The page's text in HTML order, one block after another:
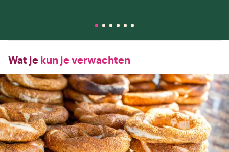
Wat je kun je verwachten